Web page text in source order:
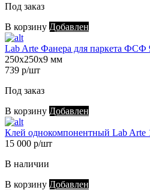
Под заказ
В корзину Добавлен
Lab Arte Фанера для паркета ФСФ
250х250х9 мм
739 р/шт
Под заказ
В корзину Добавлен
Клей однокомпонентный Lab Arte
15 000 р/шт
В наличии
В корзину Добавлен